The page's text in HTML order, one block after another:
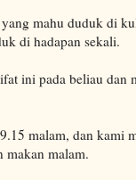
mahu duduk di
di hadapan sekali.
ini pada beliau dan
malam, dan kami
malam.